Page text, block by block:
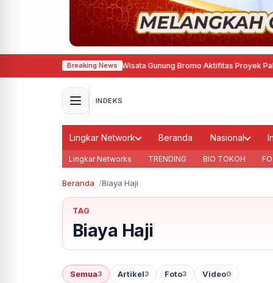
Breaking News
Tutup Total Akses Wisata Gunung Bromo·Aktifitas Proyek Pakuwon
INDEKS
Lingkar Network Beranda Nasional
Lingkar Networks TRENDING BIO TOKOH
Beranda Biaya Haji
TAG
Biaya Haji
Semua3 Artikel3 Foto3 Video0